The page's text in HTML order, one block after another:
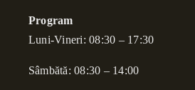
Program
Luni-Vineri: 08:30 – 17:30
Sâmbătă: 08:30 – 14:00